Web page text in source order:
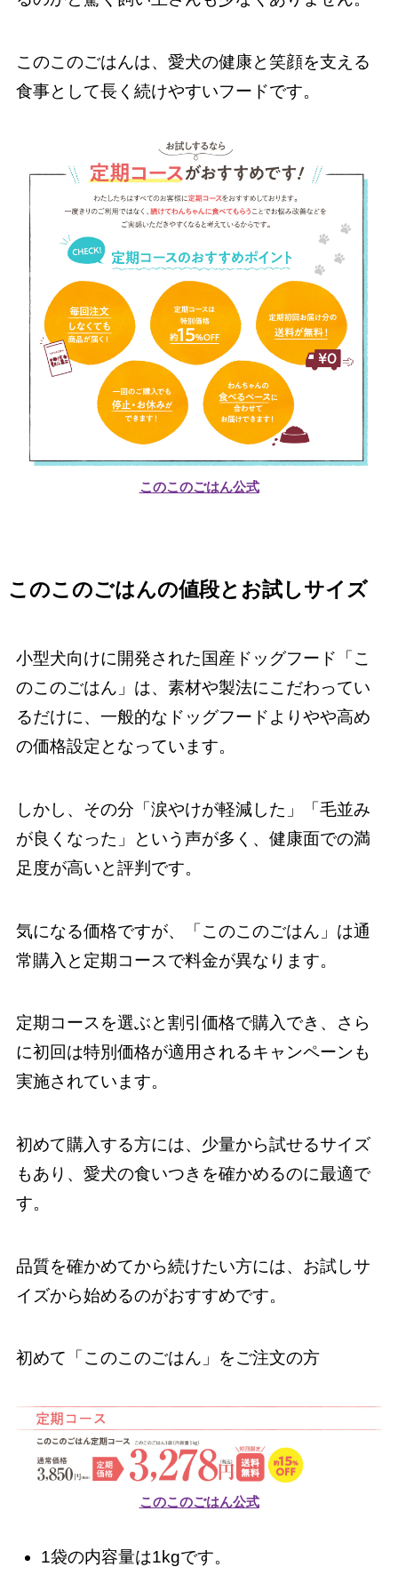
このこのごはんは、愛犬の健康と笑顔を支える
食事として長く続けやすいフードです。
このこのごはん公式
このこのごはんの値段とお試しサイズ
小型犬向けに開発された国産ドッグフード「こ
のこのごはん」は、素材や製法にこだわってい
るだけに、一般的なドッグフードよりやや高め
の価格設定となっています。
しかし、その分「涙やけが軽減した」「毛並み
が良くなった」という声が多く、健康面での満
足度が高いと評判です。
気になる価格ですが、「このこのごはん」は通
常購入と定期コースで料金が異なります。
定期コースを選ぶと割引価格で購入でき、さら
に初回は特別価格が適用されるキャンペーンも
実施されています。
初めて購入する方には、少量から試せるサイズ
もあり、愛犬の食いつきを確かめるのに最適で
す。
品質を確かめてから続けたい方には、お試しサ
イズから始めるのがおすすめです。
初めて「このこのごはん」をご注文の方
このこのごはん公式
1袋の内容量は1kgです。